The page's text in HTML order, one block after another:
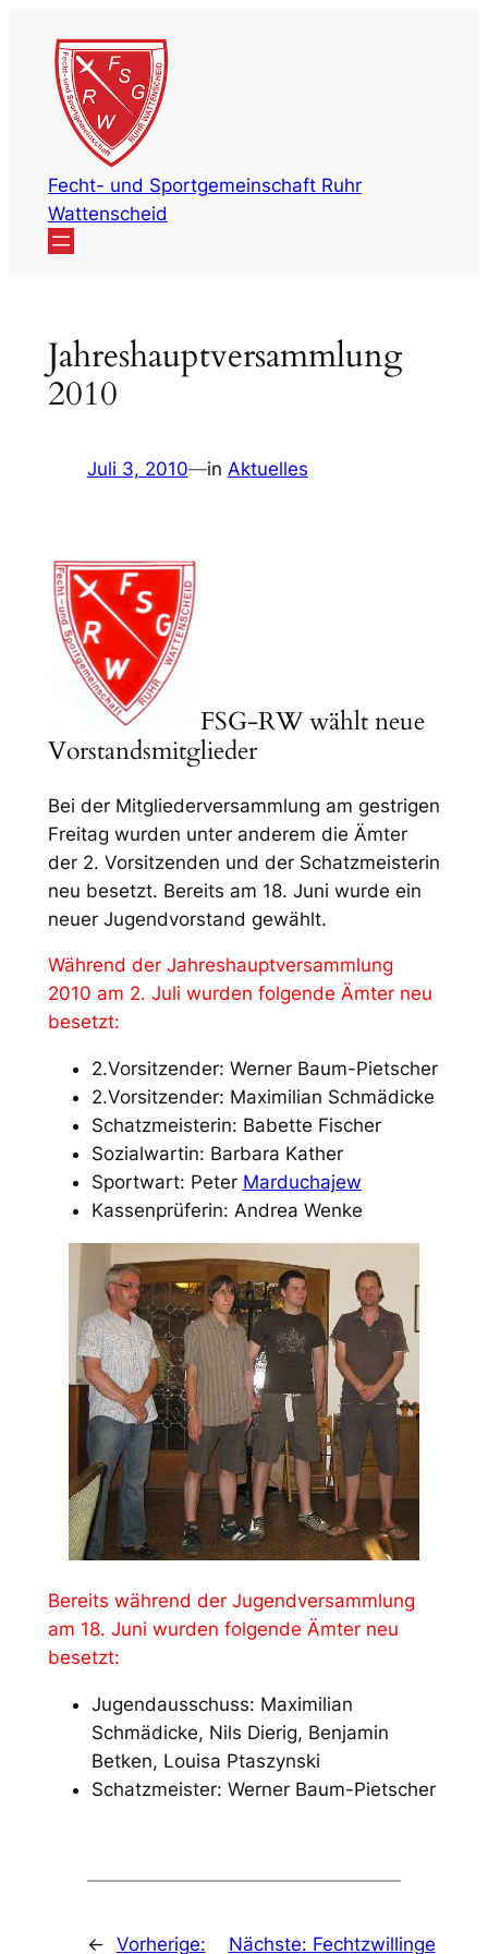
Inhalt
springen
Fecht- und Sportgemeinschaft Ruhr
Wattenscheid
Jahreshauptversammlung
2010
Juli 3, 2010—in Aktuelles
FSG-RW wählt neue
Vorstandsmitglieder
Bei der Mitgliederversammlung am gestrigen
Freitag wurden unter anderem die Ämter
der 2. Vorsitzenden und der Schatzmeisterin
neu besetzt. Bereits am 18. Juni wurde ein
neuer Jugendvorstand gewählt.
Während der Jahreshauptversammlung
2010 am 2. Juli wurden folgende Ämter neu
besetzt:
2.Vorsitzender: Werner Baum-Pietscher
2.Vorsitzender: Maximilian Schmädicke
Schatzmeisterin: Babette Fischer
Sozialwartin: Barbara Kather
Sportwart: Peter Marduchajew
Kassenprüferin: Andrea Wenke
Bereits während der Jugendversammlung
am 18. Juni wurden folgende Ämter neu
besetzt:
Jugendausschuss: Maximilian
Schmädicke, Nils Dierig, Benjamin
Betken, Louisa Ptaszynski
Schatzmeister: Werner Baum-Pietscher
← Vorherige: Nächste: Fechtzwillinge